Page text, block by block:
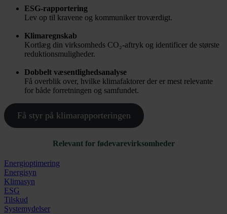
ESG-rapportering
Lev op til kravene og kommuniker troværdigt.
Klimaregnskab
Kortlæg din virksomheds CO₂-aftryk og identificer de største
reduktionsmuligheder.
Dobbelt væsentlighedsanalyse
Få overblik over, hvilke klimafaktorer der er mest relevante
for både forretningen og samfundet.
Få styr på klimarapporteringen
Relevant for fødevarevirksomheder
Energioptimering
Energisyn
Klimasyn
ESG
Tilskud
Systemydelser